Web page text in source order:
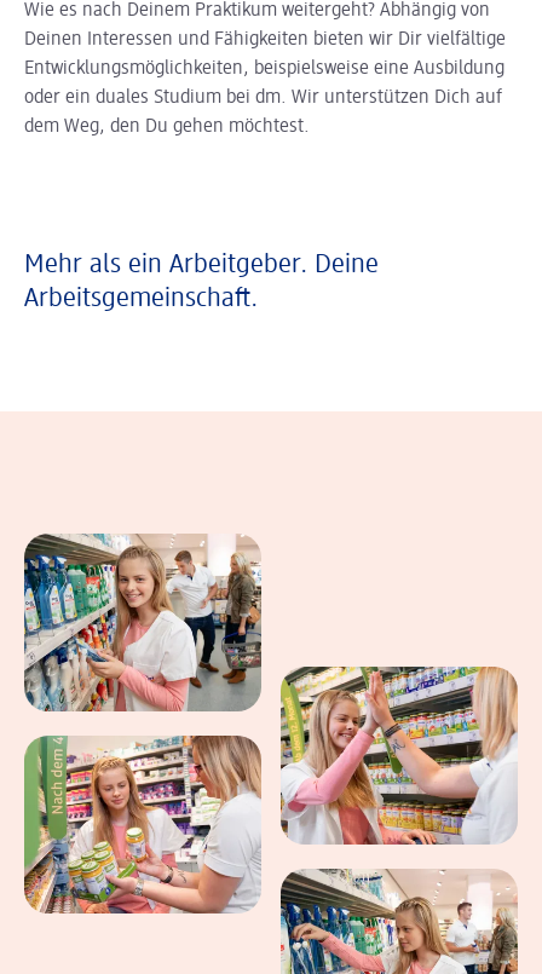
Wie es nach Deinem Praktikum weitergeht? Abhängig von
Deinen Interessen und Fähigkeiten bieten wir Dir vielfältige
Entwicklungsmöglichkeiten, beispielsweise eine Ausbildung
oder ein duales Studium bei dm. Wir unterstützen Dich auf
dem Weg, den Du gehen möchtest.
Mehr als ein Arbeitgeber. Deine
Arbeitsgemeinschaft.
Eindrücke aus dem Arbeitsalltag